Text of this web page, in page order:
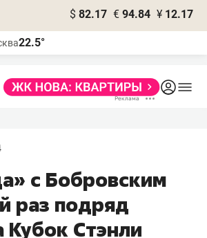
$ 82.17 € 94.84 ¥ 12.17
22.5°
с Бобровским
раз подряд
Кубок Стэнли